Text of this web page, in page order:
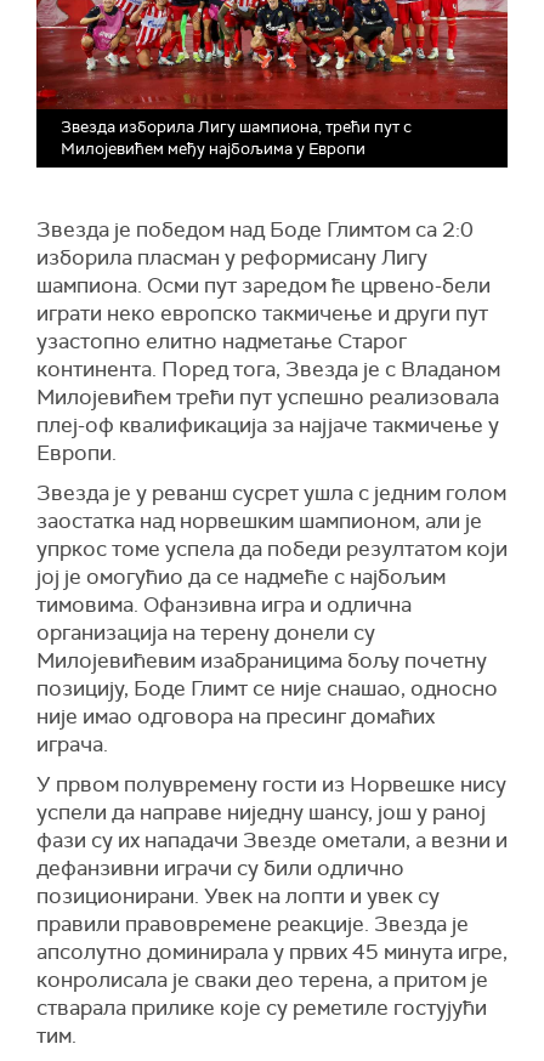
Звезда изборила Лигу шампиона, трећи пут с
Милојевићем међу најбољима у Европи
Звезда је победом над Боде Глимтом са 2:0
изборила пласман у реформисану Лигу
шампиона. Осми пут заредом ће црвено-бели
играти неко европско такмичење и други пут
узастопно елитно надметање Старог
континента. Поред тога, Звезда је с Владаном
Милојевићем трећи пут успешно реализовала
плеј-оф квалификација за најјаче такмичење у
Европи.
Звезда је у реванш сусрет ушла с једним голом
заостатка над норвешким шампионом, али је
упркос томе успела да победи резултатом који
јој је омогућио да се надмеће с најбољим
тимовима. Офанзивна игра и одлична
организација на терену донели су
Милојевићевим изабраницима бољу почетну
позицију, Боде Глимт се није снашао, односно
није имао одговора на пресинг домаћих
играча.
У првом полувремену гости из Норвешке нису
успели да направе ниједну шансу, још у раној
фази су их нападачи Звезде ометали, а везни и
дефанзивни играчи су били одлично
позиционирани. Увек на лопти и увек су
правили правовремене реакције. Звезда је
апсолутно доминирала у првих 45 минута игре,
конролисала је сваки део терена, а притом је
стварала прилике које су реметиле гостујући
тим.